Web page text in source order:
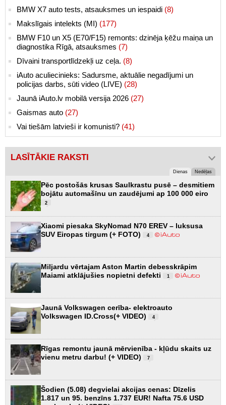
BMW X7 auto tests, atsauksmes un iespaidi (8)
Makslīgais intelekts (MI) (177)
BMW F10 un X5 (E70/F15) remonts: dzinēja ķēžu maiņa un
diagnostika Rīgā, atsauksmes (7)
Dīvaini transportlīdzekļi uz ceļa. (8)
iAuto aculiecinieks: Sadursme, aktuālie negadījumi un
policijas darbs, sūti video (LIVE) (28)
Jaunā iAuto.lv mobilā versija 2026 (27)
Gaismas auto (27)
Vai tiešām latvieši ir komunisti? (41)
LASĪTĀKIE RAKSTI
Dienas Nedēļas
Pēc postošās krusas Saulkrastu pusē – desmitiem
bojātu automašīnu un zaudējumi ap 100 000 eiro
2
Xiaomi piesaka SkyNomad N70 EREV – luksusa
SUV Eiropas tirgum (+ FOTO)
4
Miljardu vērtajam Aston Martin debesskrāpim
Maiami atklājušies nopietni defekti
1
Jaunā Volkswagen cerība- elektroauto
Volkswagen ID.Cross(+ VIDEO)
4
Rīgas remontu jaunā mērvienība - kļūdu skaits uz
vienu metru darbu! (+ VIDEO)
7
Šodien (5.08) degvielai akcijas cenas: Dīzelis
1.817 un 95. benzīns 1.737 EUR! Nafta 75.6 USD